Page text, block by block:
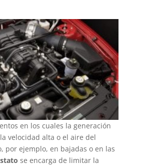
en los cuales la generación
velocidad alta o el aire del
por ejemplo, en bajadas o en las
se encarga de limitar la